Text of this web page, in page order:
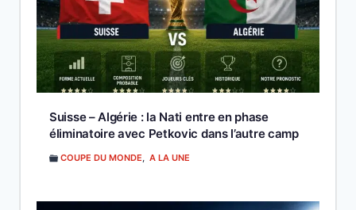
Suisse – Algérie : la Nati entre en phase
éliminatoire avec Petkovic dans l’autre camp
COUPE DU MONDE, A LA UNE